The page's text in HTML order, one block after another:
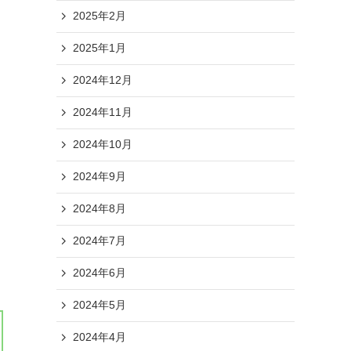
2025年2月
2025年1月
2024年12月
2024年11月
2024年10月
2024年9月
2024年8月
2024年7月
2024年6月
2024年5月
2024年4月